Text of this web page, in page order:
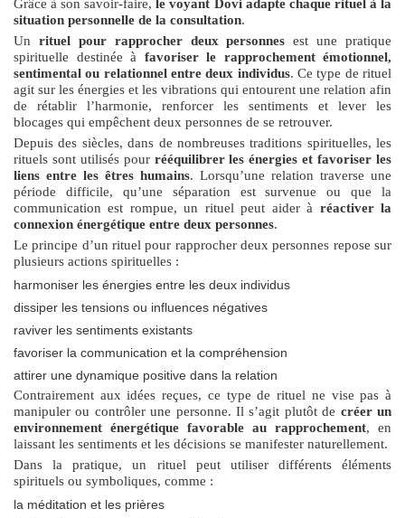
situation personnelle de la consultation.
Un rituel pour rapprocher deux personnes est une pratique
spirituelle destinée à favoriser le rapprochement émotionnel,
sentimental ou relationnel entre deux individus. Ce type de rituel
agit sur les énergies et les vibrations qui entourent une relation afin
de rétablir l’harmonie, renforcer les sentiments et lever les
blocages qui empêchent deux personnes de se retrouver.
Depuis des siècles, dans de nombreuses traditions spirituelles, les
rituels sont utilisés pour rééquilibrer les énergies et favoriser les
liens entre les êtres humains. Lorsqu’une relation traverse une
période difficile, qu’une séparation est survenue ou que la
communication est rompue, un rituel peut aider à réactiver la
connexion énergétique entre deux personnes.
Le principe d’un rituel pour rapprocher deux personnes repose sur
plusieurs actions spirituelles :
harmoniser les énergies entre les deux individus
dissiper les tensions ou influences négatives
raviver les sentiments existants
favoriser la communication et la compréhension
attirer une dynamique positive dans la relation
Contrairement aux idées reçues, ce type de rituel ne vise pas à
manipuler ou contrôler une personne. Il s’agit plutôt de créer un
environnement énergétique favorable au rapprochement, en
laissant les sentiments et les décisions se manifester naturellement.
Dans la pratique, un rituel peut utiliser différents éléments
spirituels ou symboliques, comme :
la méditation et les prières